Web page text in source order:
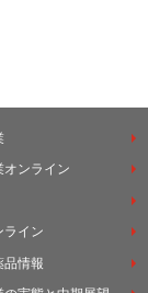
オンライン
ライン
品情報